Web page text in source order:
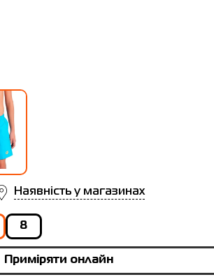
Наявність у магазинах
8
Приміряти онлайн